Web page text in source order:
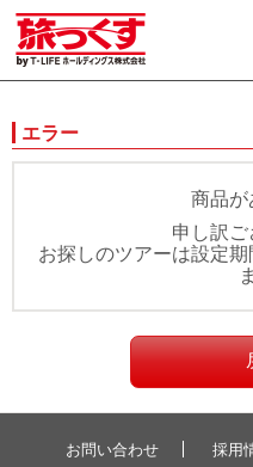
エラー
商品が
申し訳ご
お探しのツアーは設定
お問い合わせ 採用